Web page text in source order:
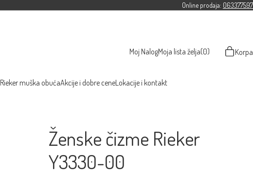
Online prodaja: 063377597
Moj NalogMoja lista želja(0) Korpa
Rieker muška obućaAkcije i dobre ceneLokacije i kontakt
Ženske čizme Rieker
Y3330-00